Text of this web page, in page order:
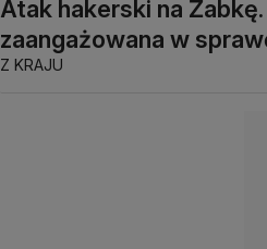
Atak hakerski na
zaangażowana w
Z KRAJU